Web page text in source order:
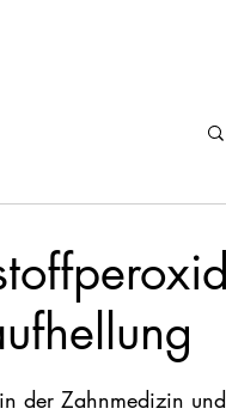
der Zahnmedizin